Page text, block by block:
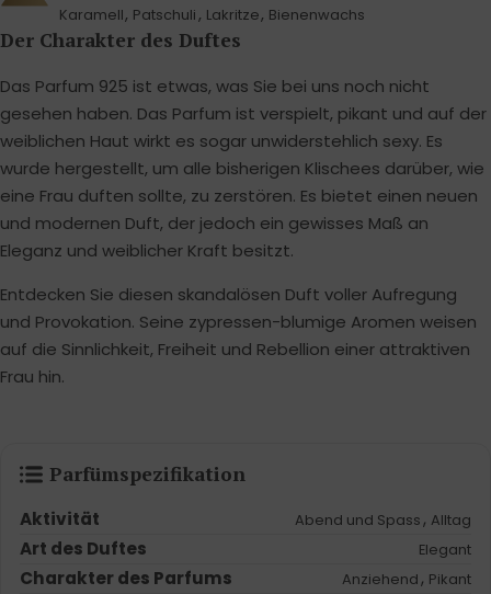
Karamell, Patschuli , Lakritze, Bienenwachs
Der Charakter des Duftes
Das Parfum 925 ist etwas, was Sie bei uns noch nicht
gesehen haben. Das Parfum ist verspielt, pikant und auf der
weiblichen Haut wirkt es sogar unwiderstehlich sexy. Es
wurde hergestellt, um alle bisherigen Klischees darüber, wie
eine Frau duften sollte, zu zerstören. Es bietet einen neuen
und modernen Duft, der jedoch ein gewisses Maß an
Eleganz und weiblicher Kraft besitzt.
Entdecken Sie diesen skandalösen Duft voller Aufregung
und Provokation. Seine zypressen-blumige Aromen weisen
auf die Sinnlichkeit, Freiheit und Rebellion einer attraktiven
Frau hin.
Parfümspezifikation
Aktivität Abend und Spass , Alltag
Art des Duftes Elegant
Charakter des Parfums Anziehend , Pikant